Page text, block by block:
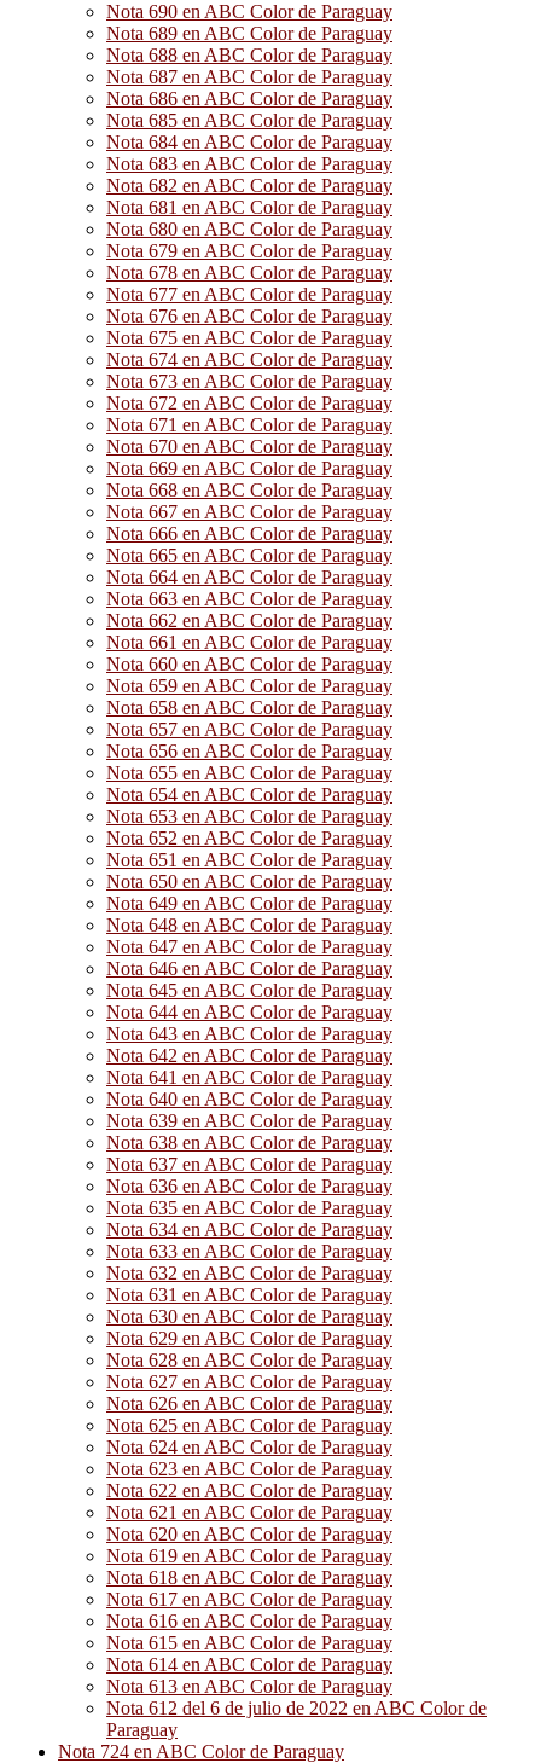
Nota 690 en ABC Color de Paraguay
Nota 689 en ABC Color de Paraguay
Nota 688 en ABC Color de Paraguay
Nota 687 en ABC Color de Paraguay
Nota 686 en ABC Color de Paraguay
Nota 685 en ABC Color de Paraguay
Nota 684 en ABC Color de Paraguay
Nota 683 en ABC Color de Paraguay
Nota 682 en ABC Color de Paraguay
Nota 681 en ABC Color de Paraguay
Nota 680 en ABC Color de Paraguay
Nota 679 en ABC Color de Paraguay
Nota 678 en ABC Color de Paraguay
Nota 677 en ABC Color de Paraguay
Nota 676 en ABC Color de Paraguay
Nota 675 en ABC Color de Paraguay
Nota 674 en ABC Color de Paraguay
Nota 673 en ABC Color de Paraguay
Nota 672 en ABC Color de Paraguay
Nota 671 en ABC Color de Paraguay
Nota 670 en ABC Color de Paraguay
Nota 669 en ABC Color de Paraguay
Nota 668 en ABC Color de Paraguay
Nota 667 en ABC Color de Paraguay
Nota 666 en ABC Color de Paraguay
Nota 665 en ABC Color de Paraguay
Nota 664 en ABC Color de Paraguay
Nota 663 en ABC Color de Paraguay
Nota 662 en ABC Color de Paraguay
Nota 661 en ABC Color de Paraguay
Nota 660 en ABC Color de Paraguay
Nota 659 en ABC Color de Paraguay
Nota 658 en ABC Color de Paraguay
Nota 657 en ABC Color de Paraguay
Nota 656 en ABC Color de Paraguay
Nota 655 en ABC Color de Paraguay
Nota 654 en ABC Color de Paraguay
Nota 653 en ABC Color de Paraguay
Nota 652 en ABC Color de Paraguay
Nota 651 en ABC Color de Paraguay
Nota 650 en ABC Color de Paraguay
Nota 649 en ABC Color de Paraguay
Nota 648 en ABC Color de Paraguay
Nota 647 en ABC Color de Paraguay
Nota 646 en ABC Color de Paraguay
Nota 645 en ABC Color de Paraguay
Nota 644 en ABC Color de Paraguay
Nota 643 en ABC Color de Paraguay
Nota 642 en ABC Color de Paraguay
Nota 641 en ABC Color de Paraguay
Nota 640 en ABC Color de Paraguay
Nota 639 en ABC Color de Paraguay
Nota 638 en ABC Color de Paraguay
Nota 637 en ABC Color de Paraguay
Nota 636 en ABC Color de Paraguay
Nota 635 en ABC Color de Paraguay
Nota 634 en ABC Color de Paraguay
Nota 633 en ABC Color de Paraguay
Nota 632 en ABC Color de Paraguay
Nota 631 en ABC Color de Paraguay
Nota 630 en ABC Color de Paraguay
Nota 629 en ABC Color de Paraguay
Nota 628 en ABC Color de Paraguay
Nota 627 en ABC Color de Paraguay
Nota 626 en ABC Color de Paraguay
Nota 625 en ABC Color de Paraguay
Nota 624 en ABC Color de Paraguay
Nota 623 en ABC Color de Paraguay
Nota 622 en ABC Color de Paraguay
Nota 621 en ABC Color de Paraguay
Nota 620 en ABC Color de Paraguay
Nota 619 en ABC Color de Paraguay
Nota 618 en ABC Color de Paraguay
Nota 617 en ABC Color de Paraguay
Nota 616 en ABC Color de Paraguay
Nota 615 en ABC Color de Paraguay
Nota 614 en ABC Color de Paraguay
Nota 613 en ABC Color de Paraguay
Nota 612 del 6 de julio de 2022 en ABC Color de
Paraguay
Nota 724 en ABC Color de Paraguay